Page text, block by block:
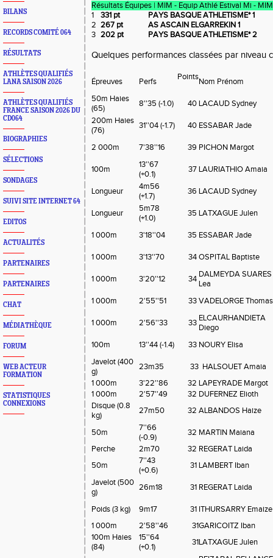
BILANS
RECORDS COMITÉ 064
RÉSULTATS
ATHLÈTES QUALIFIÉS
LANA SAISON 2026
ATHLÈTES QUALIFIÉS
FRANCE SAISON 2026 DU
CD064
BIOGRAPHIES
SÉLECTIONS
SONDAGES
SUIVI SITE INTERNET 64
EDITOS
ACTUALITÉS
PARTENAIRES
PARTENAIRES
CHAT
MÉDIATHÈQUE
FORUM
WEB ACTEUR
FORMATION
STATISTIQUES
CONNEXIONS
Résultats Équipes | MIM - Equip Athlé Estival Mi - MIM
1
331 pt
PAYS BASQUE ATHLETISME* 1
2 267 pt
AS ASCAIN ELGARREKIN 1
3 202 pt PAYS BASQUE ATHLETISME* 2
Quelques performances classées par niveau
Épreuves Perfs PointsNom Prénom
50m Haies
(65)
8''35 (-1.0) 40LACAUD Sydney
200m Haies
(76)
31''04 (-1.7) 40 ESSABAR Jade
2 000m 7'38''16 39 PICHON Margot
100m
13''67
(+0.1)
37LAURIATHIO Amaia
Longueur
4m56
(+1.7)
36 LACAUD Sydney
Longueur
5m78
(+1.0)
35 LATXAGUE Julen
1 000m 3'18''04 35 ESSABAR Jade
1 000m 3'13''70 34OSPITAL Baptiste
1 000m 3'20''12 34 DALMEYDA SUARES
Lea
1 000m
2'55''51 33VADELORGE Thomas
1 000m 2'56''33 33 ELCAURHANDIETA
Diego
100m
13''44 (-1.4) 33 NOURY Elisa
Javelot (400
g)
23m35 33 HALSOUET Amaia
1 000m
3'22''86 32 LAPEYRADE Margot
1 000m
2'57''49 32 DUFERNEZ Elioth
Disque (0.8
kg)
27m50 32 ALBANDOS Haize
50m
7''66
(-0.9)
32 MARTIN Maiana
Perche
2m70 32 REGERAT Laida
50m
7''43
(+0.6)
31LAMBERT Iban
Javelot (500
g)
26m18 31 REGERAT Laida
Poids (3 kg) 9m17 31 ITHURSARRY Emaize
1 000m
2'58''46 31GARICOITZ Iban
100m Haies
(84)
15''64
(+0.1)
31LATXAGUE Julen